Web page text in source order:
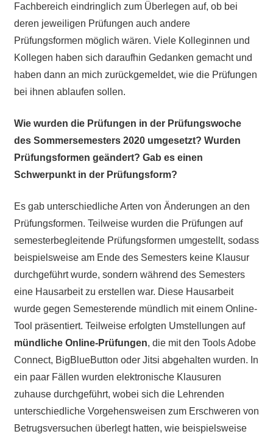
Fachbereich eindringlich zum Überlegen auf, ob bei
deren jeweiligen Prüfungen auch andere
Prüfungsformen möglich wären. Viele Kolleginnen und
Kollegen haben sich daraufhin Gedanken gemacht und
haben dann an mich zurückgemeldet, wie die Prüfungen
bei ihnen ablaufen sollen.
Wie wurden die Prüfungen in der Prüfungswoche
des Sommersemesters 2020 umgesetzt? Wurden
Prüfungsformen geändert? Gab es einen
Schwerpunkt in der Prüfungsform?
Es gab unterschiedliche Arten von Änderungen an den
Prüfungsformen. Teilweise wurden die Prüfungen auf
semesterbegleitende Prüfungsformen umgestellt, sodass
beispielsweise am Ende des Semesters keine Klausur
durchgeführt wurde, sondern während des Semesters
eine Hausarbeit zu erstellen war. Diese Hausarbeit
wurde gegen Semesterende mündlich mit einem Online-
Tool präsentiert. Teilweise erfolgten Umstellungen auf
mündliche Online-Prüfungen, die mit den Tools Adobe
Connect, BigBlueButton oder Jitsi abgehalten wurden. In
ein paar Fällen wurden elektronische Klausuren
zuhause durchgeführt, wobei sich die Lehrenden
unterschiedliche Vorgehensweisen zum Erschweren von
Betrugsversuchen überlegt hatten, wie beispielsweise